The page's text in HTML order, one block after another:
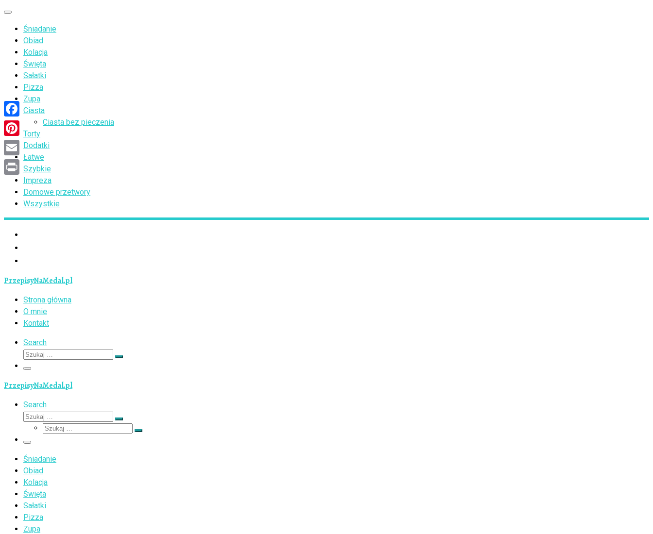
Przejdź
treści
Menu
Śniadanie
Obiad
Kolacja
Święta
Sałatki
Pizza
Zupa
Ciasta
Ciasta bez pieczenia
Torty
Dodatki
Łatwe
Szybkie
Impreza
Domowe przetwory
Wszystkie
PrzepisyNaMedal.pl
Strona główna
O mnie
Kontakt
Search
Szukaj
Szukaj
Menu
PrzepisyNaMedal.pl
Search
Szukaj
Szukaj
Szukaj
Szukaj
Menu
Śniadanie
Obiad
Kolacja
Święta
Sałatki
Pizza
Zupa
Facebook
Pinterest
Email
Print